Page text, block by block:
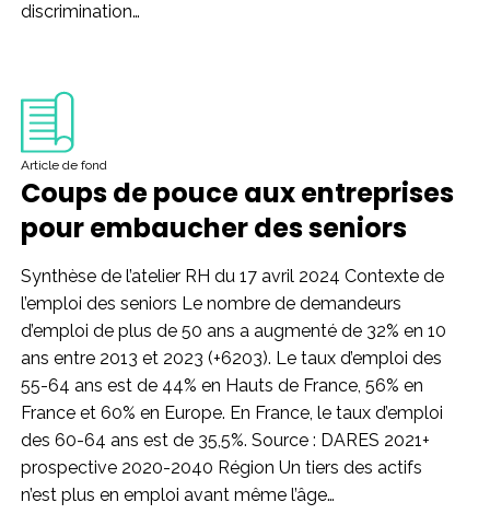
discrimination…
Article de fond
Coups de pouce aux entreprises
pour embaucher des seniors
Synthèse de l’atelier RH du 17 avril 2024 Contexte de
l’emploi des seniors Le nombre de demandeurs
d’emploi de plus de 50 ans a augmenté de 32% en 10
ans entre 2013 et 2023 (+6203). Le taux d’emploi des
55-64 ans est de 44% en Hauts de France, 56% en
France et 60% en Europe. En France, le taux d’emploi
des 60-64 ans est de 35,5%. Source : DARES 2021+
prospective 2020-2040 Région Un tiers des actifs
n’est plus en emploi avant même l’âge…